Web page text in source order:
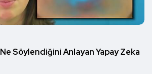
Söylendiğini Anlayan Yapay Zeka